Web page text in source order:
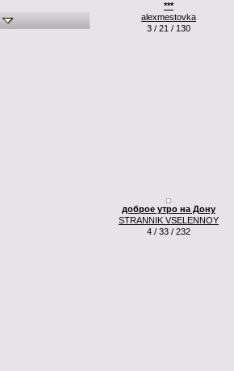
***
alexmestovka
3 / 21 / 130
доброе утро на Дону
STRANNIK VSELENNOY
4 / 33 / 232